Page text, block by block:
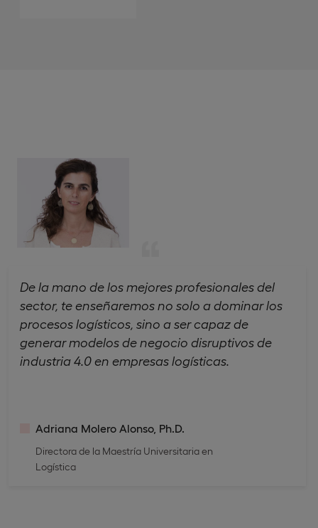
De la mano de los mejores profesionales del
sector, te enseñaremos no solo a dominar los
procesos logísticos, sino a ser capaz de
generar modelos de negocio disruptivos de
industria 4.0 en empresas logísticas.
Adriana Molero Alonso, Ph.D.
Directora de la Maestría Universitaria en
Logística